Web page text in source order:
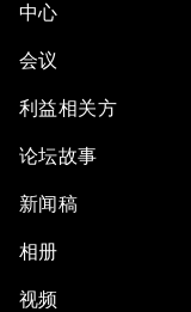
中心
会议
利益相关方
论坛故事
新闻稿
相册
视频